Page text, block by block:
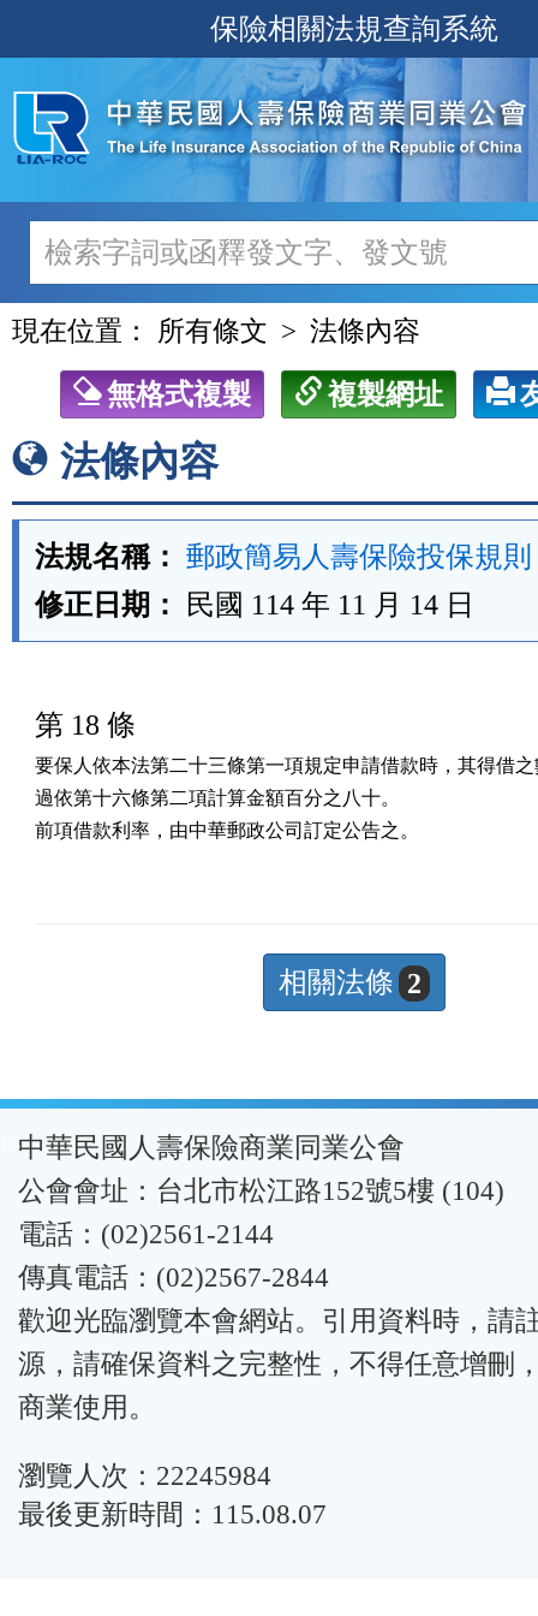
至
主
內
容
保險相關法規查詢系統
現在位置： 所有條文 法條內容
無格式複製 複製網址
法條內容
法規名稱： 郵政簡易人壽保險投保規則
修正日期：
民國 114 年 11 月 14 日
第 18 條
要保人依本法第二十三條第一項規定申請借款時，其得借
過依第十六條第二項計算金額百分之八十。
前項借款利率，由中華郵政公司訂定公告之。
相關法條 2
:::中華民國人壽保險商業同業公會
公會會址：台北市松江路152號5樓 (104)
電話：(02)2561-2144
傳真電話：(02)2567-2844
歡迎光臨瀏覽本會網站。引用資料時，請
源，請確保資料之完整性，不得任意增刪
商業使用。
瀏覽人次：22245984
最後更新時間：115.08.07